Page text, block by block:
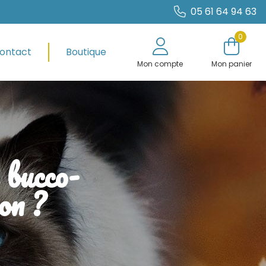
05 61 64 94 63
Boutique
Mon compte
0
Mon panier
?